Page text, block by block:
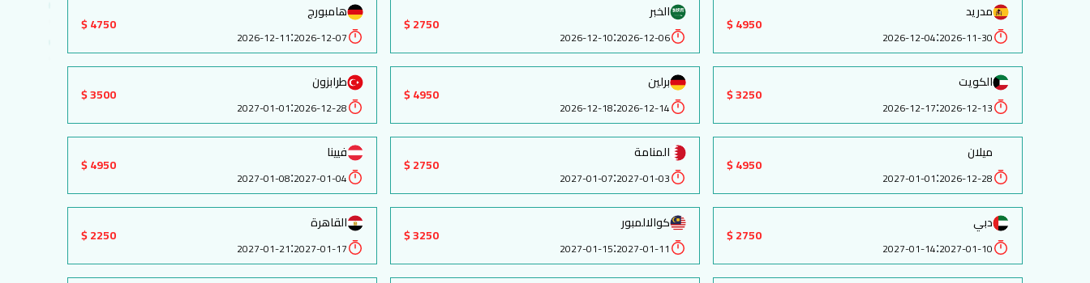
مدريد
2026-11-30
:
2026-12-04
4950 $
الخبر
2026-12-06
:
2026-12-10
2750 $
هامبورج
2026-12-07
:
2026-12-11
4750 $
الكويت
2026-12-13
:
2026-12-17
3250 $
برلين
2026-12-14
:
2026-12-18
4950 $
طرابزون
2026-12-28
:
2027-01-01
3500 $
ميلان
2026-12-28
:
2027-01-01
4950 $
المنامة
2027-01-03
:
2027-01-07
2750 $
فيينا
2027-01-04
:
2027-01-08
4950 $
دبي
2027-01-10
:
2027-01-14
2750 $
كوالالمبور
2027-01-11
:
2027-01-15
3250 $
القاهرة
2027-01-17
:
2027-01-21
2250 $